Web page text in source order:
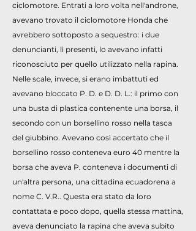
ciclomotore. Entrati a loro volta nell'androne,
avevano trovato il ciclomotore Honda che
avrebbero sottoposto a sequestro: i due
denuncianti, lì presenti, lo avevano infatti
riconosciuto per quello utilizzato nella rapina.
Nelle scale, invece, si erano imbattuti ed
avevano bloccato P. D. e D. D. L.: il primo con
una busta di plastica contenente una borsa, il
secondo con un borsellino rosso nella tasca
del giubbino. Avevano così accertato che il
borsellino rosso conteneva euro 40 mentre la
borsa che aveva P. conteneva i documenti di
un'altra persona, una cittadina ecuadorena a
nome C. V.R.. Questa era stato da loro
contattata e poco dopo, quella stessa mattina,
aveva denunciato la rapina che aveva subito